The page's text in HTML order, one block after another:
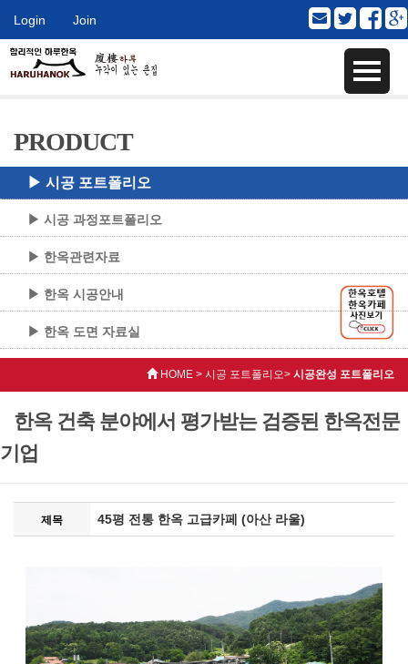
Login Join
PRODUCT
▶ 시공 포트폴리오
▶ 시공 과정포트폴리오
▶ 한옥관련자료
▶ 한옥 시공안내
▶ 한옥 도면 자료실
HOME > 시공 포트폴리오> 시공완성 포트폴리오
한옥 건축 분야에서 평가받는 검증된 한옥전문
기업
제목 45평 전통 한옥 고급카페 (아산 라울)